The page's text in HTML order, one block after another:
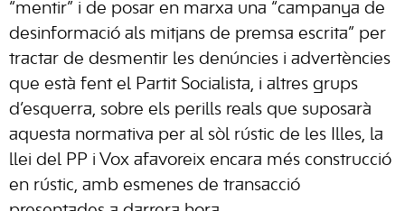
“mentir” i de posar en marxa una “campanya de
desinformació als mitjans de premsa escrita” per
tractar de desmentir les denúncies i advertències
que està fent el Partit Socialista, i altres grups
d’esquerra, sobre els perills reals que suposarà
aquesta normativa per al sòl rústic de les Illes, la
llei del PP i Vox afavoreix encara més construcció
en rústic, amb esmenes de transacció